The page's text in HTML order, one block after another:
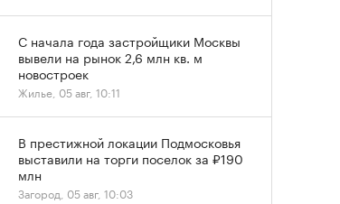
С начала года застройщики Москвы
вывели на рынок 2,6 млн кв. м
новостроек
Жилье, 05 авг, 10:11
В престижной локации Подмосковья
выставили на торги поселок за ₽190
млн
Загород, 05 авг, 10:03